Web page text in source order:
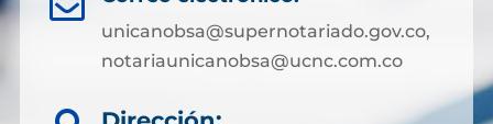
unicanobsa@supernotariado.gov.co,
notariaunicanobsa@ucnc.com.co